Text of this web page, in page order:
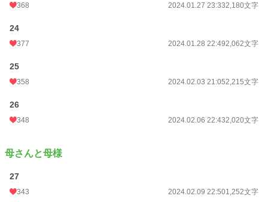
368 2024.01.27 23:332,180文字
24
377 2024.01.28 22:492,062文字
25
358 2024.02.03 21:052,215文字
26
348 2024.02.06 22:432,020文字
母さんと母様
27
343 2024.02.09 22:501,252文字